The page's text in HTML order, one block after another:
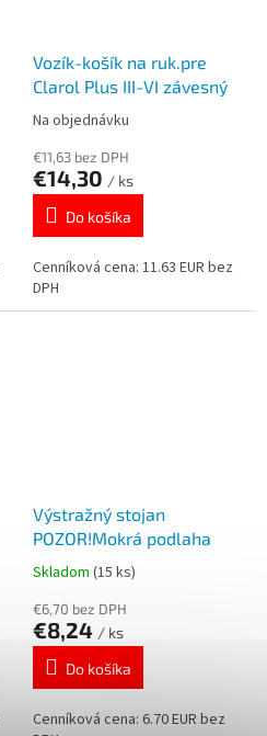
Vozík-košík na ruk.pre
Clarol Plus III-VI závesný
Na objednávku
€11,63 bez DPH
€14,30 / ks
Do košíka
Cenníková cena: 11.63 EUR bez
DPH
Výstražný stojan
POZOR!Mokrá podlaha
Skladom (15 ks)
€6,70 bez DPH
€8,24 / ks
Do košíka
Cenníková cena: 6.70 EUR bez